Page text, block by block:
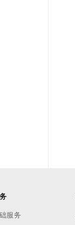
服务